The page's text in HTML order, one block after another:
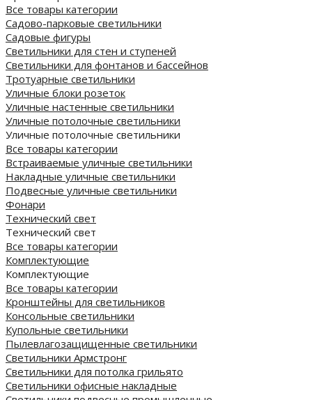
Все товары категории
Садово-парковые светильники
Садовые фигуры
Светильники для стен и ступеней
Светильники для фонтанов и бассейнов
Тротуарные светильники
Уличные блоки розеток
Уличные настенные светильники
Уличные потолочные светильники
Уличные потолочные светильники
Все товары категории
Встраиваемые уличные светильники
Накладные уличные светильники
Подвесные уличные светильники
Фонари
Технический свет
Технический свет
Все товары категории
Комплектующие
Комплектующие
Все товары категории
Кронштейны для светильников
Консольные светильники
Купольные светильники
Пылевлагозащищенные светильники
Светильники Армстронг
Светильники для потолка грильято
Светильники офисные накладные